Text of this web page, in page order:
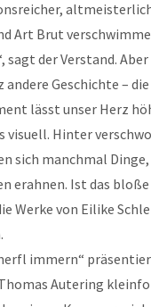
Art Brut
sagt der Verstand.
Geschichte –
lässt unser Herz
visuell. Hinter
sich manchmal
erahnen. Ist das
Werke von Eilike
immern“
Autering